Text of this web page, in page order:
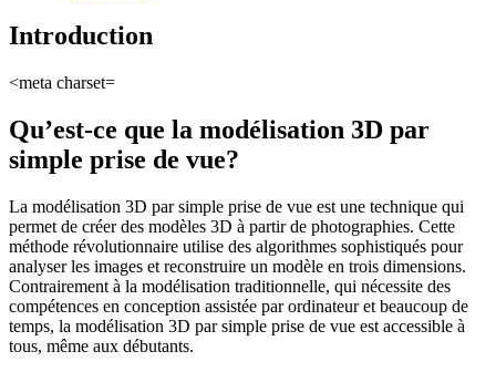
Introduction
<meta charset=
Qu’est-ce que la modélisation 3D par
simple prise de vue?
La modélisation 3D par simple prise de vue est une technique qui
permet de créer des modèles 3D à partir de photographies. Cette
méthode révolutionnaire utilise des algorithmes sophistiqués pour
analyser les images et reconstruire un modèle en trois dimensions.
Contrairement à la modélisation traditionnelle, qui nécessite des
compétences en conception assistée par ordinateur et beaucoup de
temps, la modélisation 3D par simple prise de vue est accessible à
tous, même aux débutants.